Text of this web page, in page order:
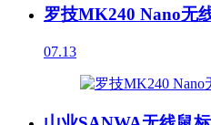
罗技MK240 Nano无
07.13